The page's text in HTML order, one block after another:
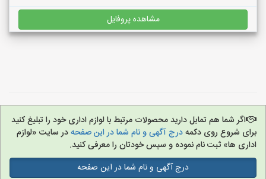
مشاهده پروفایل
اگر شما هم تمایل دارید محصولات مرتبط با لوازم اداری خود را تبلیغ کنید
برای شروع روی دکمهدرج آگهی و نام شما در این صفحهدر سایت «لوازم
اداری ها» ثبت نام نموده و سپس خودتان را معرفی کنید.
درج آگهی و نام شما در این صفحه